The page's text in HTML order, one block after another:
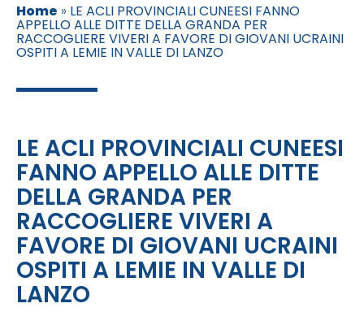
Home » LE ACLI PROVINCIALI CUNEESI FANNO
APPELLO ALLE DITTE DELLA GRANDA PER
RACCOGLIERE VIVERI A FAVORE DI GIOVANI UCRAINI
OSPITI A LEMIE IN VALLE DI LANZO
LE ACLI PROVINCIALI CUNEESI
FANNO APPELLO ALLE DITTE
DELLA GRANDA PER
RACCOGLIERE VIVERI A
FAVORE DI GIOVANI UCRAINI
OSPITI A LEMIE IN VALLE DI
LANZO